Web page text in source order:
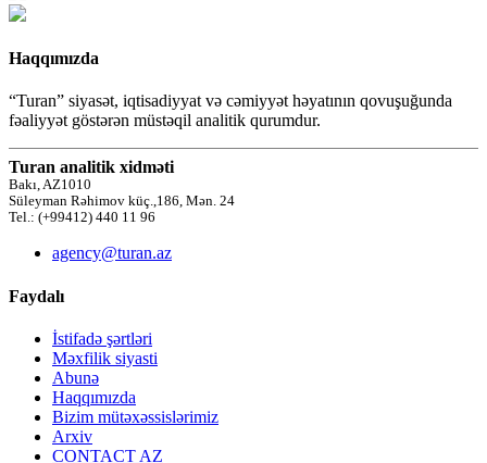
Haqqımızda
“Turan” siyasət, iqtisadiyyat və cəmiyyət həyatının qovuşuğunda
fəaliyyət göstərən müstəqil analitik qurumdur.
Turan analitik xidməti
Bakı, AZ1010
Süleyman Rəhimov küç.,186, Mən. 24
Tel.: (+99412) 440 11 96
agency@turan.az
Faydalı
İstifadə şərtləri
Məxfilik siyasti
Abunə
Haqqımızda
Bizim mütəxəssislərimiz
Arxiv
CONTACT AZ